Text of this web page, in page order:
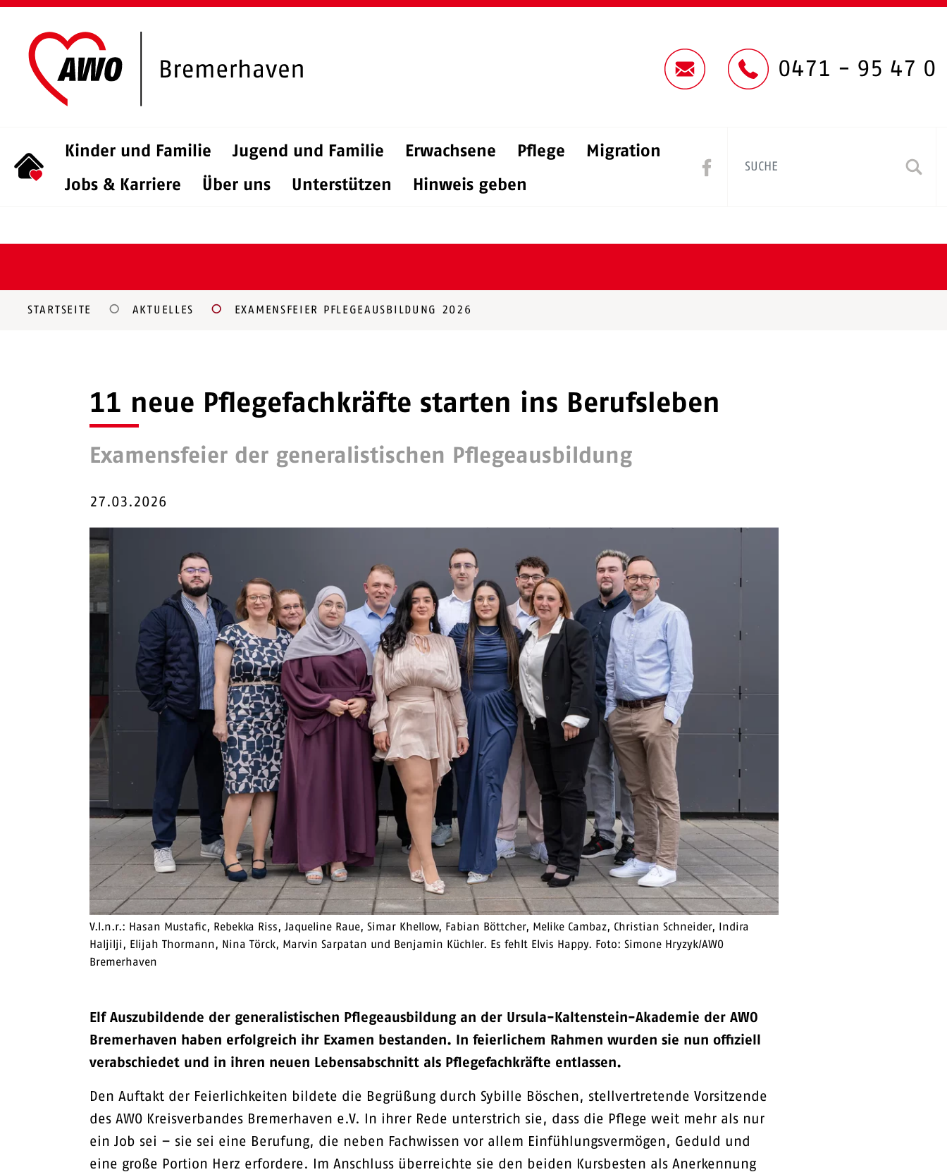
0471 - 95 47 0
Kinder und Familie Jugend und Familie Erwachsene Pflege
Migration
Jobs & Karriere
Über uns Unterstützen Hinweis geben
STARTSEITE AKTUELLES EXAMENSFEIER PFLEGEAUSBILDUNG 2026
11 neue Pflegefachkräfte starten ins Berufsleben
Examensfeier der generalistischen Pflegeausbildung
27.03.2026
V.l.n.r.: Hasan Mustafic, Rebekka Riss, Jaqueline Raue, Simar Khellow, Fabian Böttcher, Melike Cambaz, Christian Schneider, Indira
Haljilji, Elijah Thormann, Nina Törck, Marvin Sarpatan und Benjamin Küchler. Es fehlt Elvis Happy. Foto: Simone Hryzyk/AWO
Bremerhaven
Elf Auszubildende der generalistischen Pflegeausbildung an der Ursula-Kaltenstein-Akademie der AWO
Bremerhaven haben erfolgreich ihr Examen bestanden. In feierlichem Rahmen wurden sie nun offiziell
verabschiedet und in ihren neuen Lebensabschnitt als Pflegefachkräfte entlassen.
Den Auftakt der Feierlichkeiten bildete die Begrüßung durch Sybille Böschen, stellvertretende Vorsitzende
des AWO Kreisverbandes Bremerhaven e.V. In ihrer Rede unterstrich sie, dass die Pflege weit mehr als nur
ein Job sei – sie sei eine Berufung, die neben Fachwissen vor allem Einfühlungsvermögen, Geduld und
eine große Portion Herz erfordere. Im Anschluss überreichte sie den beiden Kursbesten als Anerkennung